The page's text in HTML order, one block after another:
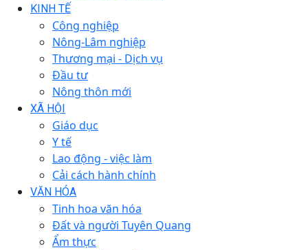
KINH TẾ
Công nghiệp
Nông-Lâm nghiệp
Thương mại - Dịch vụ
Đầu tư
Nông thôn mới
XÃ HỘI
Giáo dục
Y tế
Lao động - việc làm
Cải cách hành chính
VĂN HÓA
Tinh hoa văn hóa
Đất và người Tuyên Quang
Ẩm thực